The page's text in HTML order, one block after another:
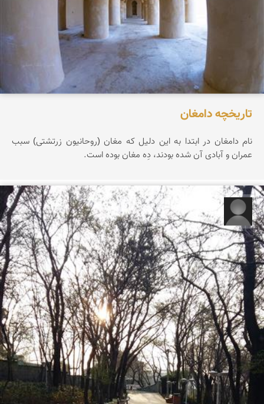
تاریخچه دامغان
نام دامغان در ابتدا به این دلیل که مغان (روحانیون زرتشتی) سبب
عمران و آبادی آن شده بودند، دِه مغان بوده است.
آزاده عباسی